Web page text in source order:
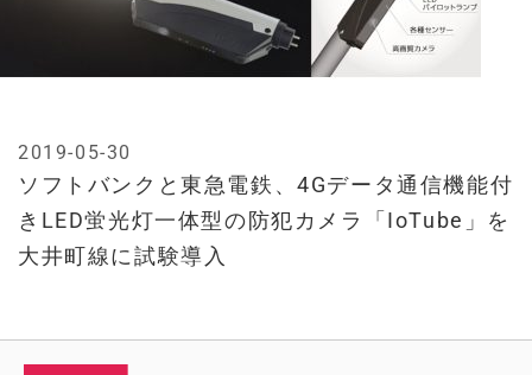
ソフトバンクと東急電鉄、4Gデータ通信機能付
きLED蛍光灯一体型の防犯カメラ「IoTube」を
大井町線に試験導入
2019-05-30